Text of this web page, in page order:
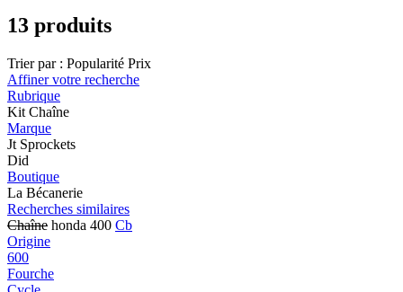
13 produits
Trier par : Popularité Prix
Affiner votre recherche
Rubrique
Kit Chaîne
Marque
Jt Sprockets
Did
Boutique
La Bécanerie
Recherches similaires
Chaîne honda 400 Cb
Origine
600
Fourche